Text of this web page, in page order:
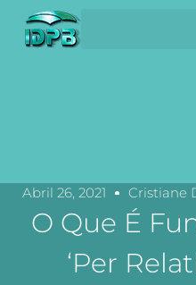
Abril 26, 2021 Cristiane
O Que É
‘per